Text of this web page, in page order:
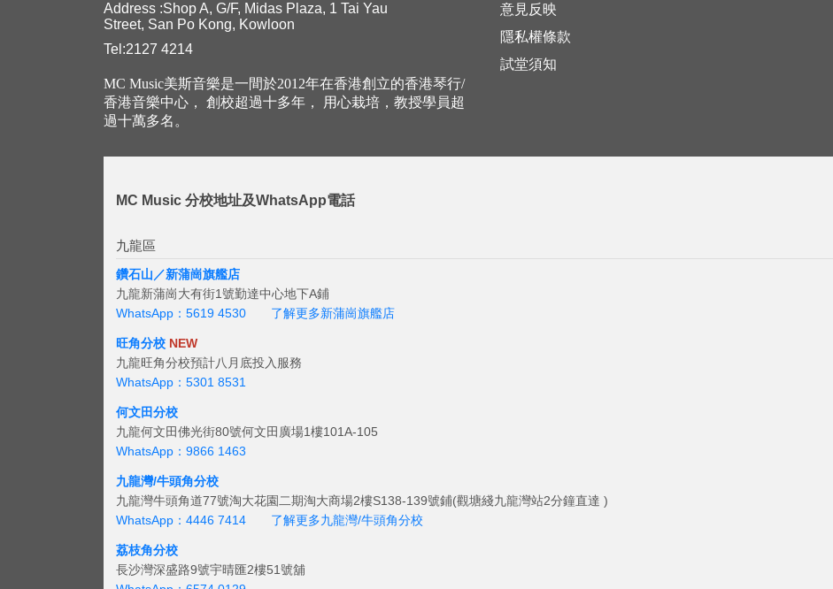
Address :Shop A, G/F, Midas Plaza, 1 Tai Yau
Street, San Po Kong, Kowloon
Tel:2127 4214
意見反映
隱私權條款
試堂須知
MC Music美斯音樂是一間於2012年在香港創立的香港琴行/
香港音樂中心， 創校超過十多年， 用心栽培，教授學員超
過十萬多名。
MC Music 分校地址及WhatsApp電話
九龍區
鑽石山／新蒲崗旗艦店
九龍新蒲崗大有街1號勤達中心地下A鋪
WhatsApp：5619 4530
了解更多新蒲崗旗艦店
旺角分校 NEW
九龍旺角分校預計八月底投入服務
WhatsApp：5301 8531
何文田分校
九龍何文田佛光街80號何文田廣場1樓101A-105
WhatsApp：9866 1463
九龍灣/牛頭角分校
九龍灣牛頭角道77號淘大花園二期淘大商場2樓S138-139號鋪(觀塘綫九龍灣站2分鐘直達 )
WhatsApp：4446 7414
了解更多九龍灣/牛頭角分校
荔枝角分校
長沙灣深盛路9號宇晴匯2樓51號舖